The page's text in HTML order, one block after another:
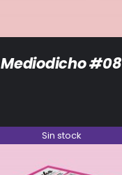
Mediodicho #08
Sin stock